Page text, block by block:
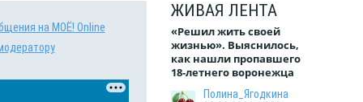
на МОЁ! Online
ЖИВАЯ ЛЕНТА
«Решил жить своей
жизнью». Выяснилось,
как нашли пропавшего
18-летнего воронежца
Полина_Ягодкина